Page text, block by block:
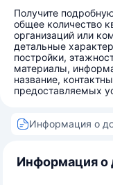
Получите
общее количество
организаций или
детальные
постройки,
материалы,
название,
предоставляемых
Информация о
Информация о